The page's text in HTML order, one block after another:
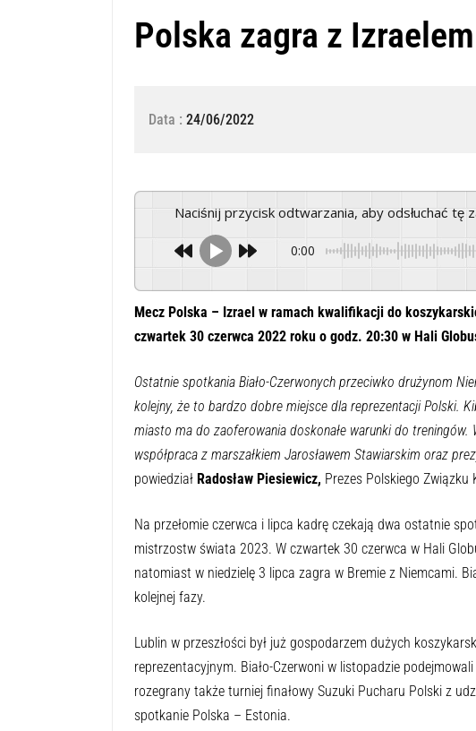
Polska zagra z
Data : 24/06/2022
Naciśnij przycisk odtwarzania, aby odsłuchać tę
0:00
Mecz Polska – Izrael w ramach kwalifikacji do
czwartek 30 czerwca 2022 roku o godz. 20:30 w Hali
Ostatnie spotkania Biało-Czerwonych przeciwko drużynom
kolejny, że to bardzo dobre miejsce dla reprezentacji Polski.
miasto ma do zaoferowania doskonałe warunki do
współpraca z marszałkiem Jarosławem Stawiarskim oraz
powiedział Radosław Piesiewicz, Prezes Polskiego Związku
Na przełomie czerwca i lipca kadrę czekają dwa ostatnie
mistrzostw świata 2023. W czwartek 30 czerwca w Hali
natomiast w niedzielę 3 lipca zagra w Bremie z Niemcami.
kolejnej fazy.
Lublin w przeszłości był już gospodarzem dużych
reprezentacyjnym. Biało-Czerwoni w listopadzie
rozegrany także turniej finałowy Suzuki Pucharu Polski z
spotkanie Polska – Estonia.